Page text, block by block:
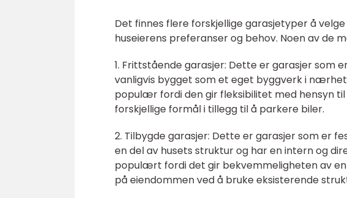
Det finnes flere forskjellige garasjetyper å
huseierens preferanser og behov. Noen av de
1. Frittstående garasjer: Dette er garasjer som
vanligvis bygget som et eget byggverk i
populær fordi den gir fleksibilitet med hensyn
forskjellige formål i tillegg til å parkere biler.
2. Tilbygde garasjer: Dette er garasjer som er
en del av husets struktur og har en intern og
populært fordi det gir bekvemmeligheten av
på eiendommen ved å bruke eksisterende